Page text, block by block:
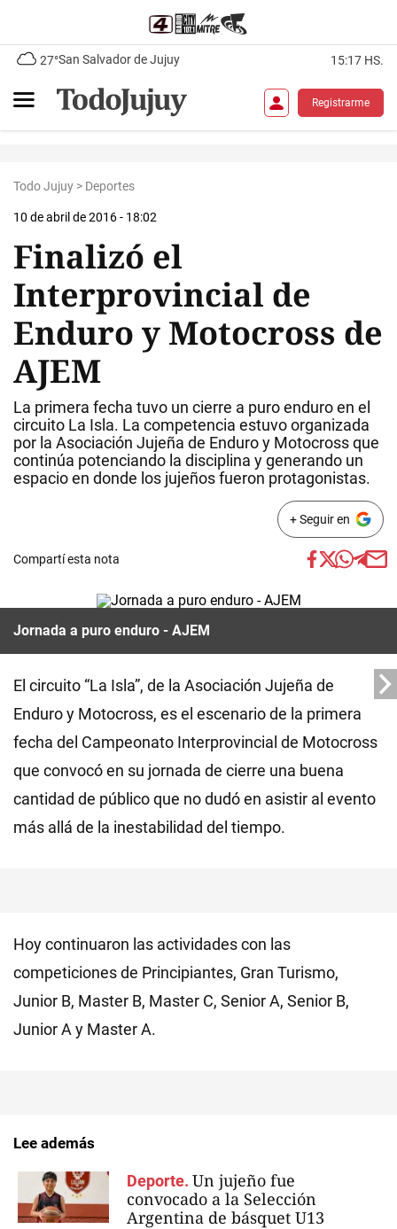
27°San Salvador de Jujuy 15:17 HS.
Registrarme
Todo Jujuy > Deportes
10 de abril de 2016 - 18:02
Finalizó el
Interprovincial de
Enduro y Motocross de
AJEM
La primera fecha tuvo un cierre a puro enduro en el
circuito La Isla. La competencia estuvo organizada
por la Asociación Jujeña de Enduro y Motocross que
continúa potenciando la disciplina y generando un
espacio en donde los jujeños fueron protagonistas.
+ Seguir en
Compartí esta nota
Jornada a puro enduro - AJEM
El circuito “La Isla”, de la Asociación Jujeña de
Enduro y Motocross, es el escenario de la primera
fecha del Campeonato Interprovincial de Motocross
que convocó en su jornada de cierre una buena
cantidad de público que no dudó en asistir al evento
más allá de la inestabilidad del tiempo.
Hoy continuaron las actividades con las
competiciones de Principiantes, Gran Turismo,
Junior B, Master B, Master C, Senior A, Senior B,
Junior A y Master A.
Lee además
Deporte. Un jujeño fue
convocado a la Selección
Argentina de básquet U13